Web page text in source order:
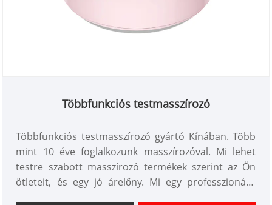
Többfunkciós testmasszírozó
Többfunkciós testmasszírozó gyártó Kínában. Több
mint 10 éve foglalkozunk masszírozóval. Mi lehet
testre szabott masszírozó termékek szerint az Ön
ötleteit, és egy jó árelőny. Mi egy professzionális